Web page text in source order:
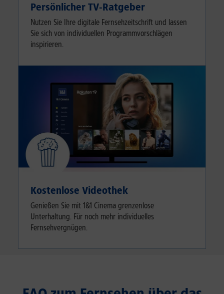
Persönlicher TV-Ratgeber
Nutzen Sie Ihre digitale Fernsehzeitschrift und lassen
Sie sich von individuellen Programmvorschlägen
inspirieren.
Kostenlose Videothek
Genießen Sie mit 1&1 Cinema grenzenlose
Unterhaltung. Für noch mehr individuelles
Fernsehvergnügen.